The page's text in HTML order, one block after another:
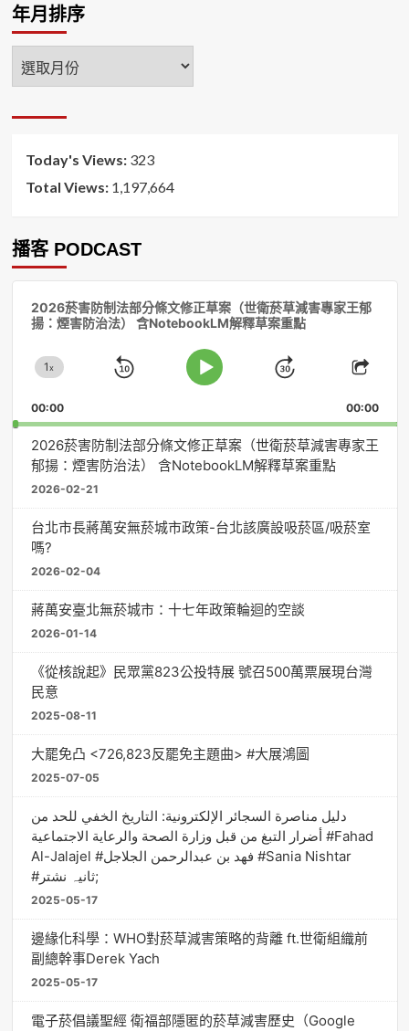
年月排序
年
月
Today's Views: 323
Total Views: 1,197,664
播客 PODCAST
2026菸害防制法部分條文修正草案（世衛菸草減害專家王郁
揚：煙害防治法） 含NotebookLM解釋草案重點
Change
Rate
1x
Skip
Play
Jump
Forward
Share
00:00 00:00
2026菸害防制法部分條文修正草案（世衛菸草減害專家王
郁揚：煙害防治法） 含NotebookLM解釋草案重點
2026-02-21
台北市長蔣萬安無菸城市政策-台北該廣設吸菸區/吸菸室
嗎?
2026-02-04
蔣萬安臺北無菸城市：十七年政策輪迴的空談
2026-01-14
《從核說起》民眾黨823公投特展 號召500萬票展現台灣
民意
2025-08-11
大罷免凸 <726,823反罷免主題曲> #大展鴻圖
2025-07-05
دليل مناصرة السجائر الإلكترونية: التاريخ الخفي للحد من
أضرار التبغ من قبل وزارة الصحة والرعاية الاجتماعية #Fahad
Al-Jalajel #فهد بن عبدالرحمن الجلاجل #Sania Nishtar
#ثانیہ نشتر;
2025-05-17
邊緣化科學：WHO對菸草減害策略的背離 ft.世衛組織前
副總幹事Derek Yach
2025-05-17
電子菸倡議聖經 衛福部隱匿的菸草減害歷史（Google